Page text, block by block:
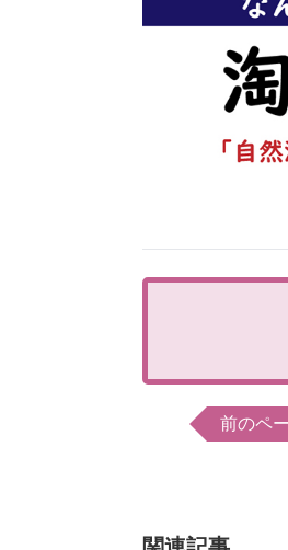
前のペ